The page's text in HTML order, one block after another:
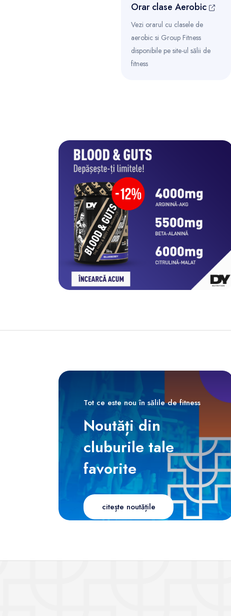
Orar clase Aerobic
Vezi orarul cu clasele de
aerobic si Group Fitness
disponibile pe site-ul sălii de
fitness
Tot ce este nou în sălile de fitness
Noutăți din
cluburile tale
favorite
citește noutățile